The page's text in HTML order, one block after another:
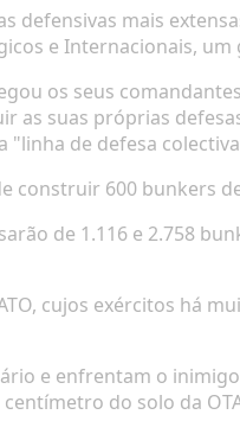
mais
e Internacionais,
os seus
as suas próprias
de defesa
600 bunkers
de 1.116 e 2.758
cujos exércitos há
e enfrentam o
do solo da